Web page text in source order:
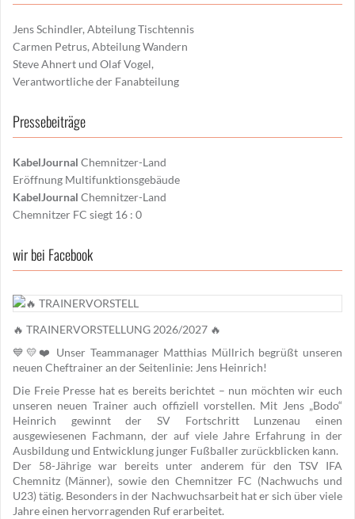
Jens Schindler, Abteilung Tischtennis
Carmen Petrus, Abteilung Wandern
Steve Ahnert und Olaf Vogel,
Verantwortliche der Fanabteilung
Pressebeiträge
KabelJournal Chemnitzer-Land
Eröffnung Multifunktionsgebäude
KabelJournal Chemnitzer-Land
Chemnitzer FC siegt 16 : 0
wir bei Facebook
🔥 TRAINERVORSTELLUNG 2026/2027 🔥
💙💛❤️ Unser Teammanager Matthias Müllrich begrüßt unseren
neuen Cheftrainer an der Seitenlinie: Jens Heinrich!
Die Freie Presse hat es bereits berichtet – nun möchten wir euch
unseren neuen Trainer auch offiziell vorstellen. Mit Jens „Bodo“
Heinrich gewinnt der SV Fortschritt Lunzenau einen
ausgewiesenen Fachmann, der auf viele Jahre Erfahrung in der
Ausbildung und Entwicklung junger Fußballer zurückblicken kann.
Der 58-Jährige war bereits unter anderem für den TSV IFA
Chemnitz (Männer), sowie den Chemnitzer FC (Nachwuchs und
U23) tätig. Besonders in der Nachwuchsarbeit hat er sich über viele
Jahre einen hervorragenden Ruf erarbeitet.